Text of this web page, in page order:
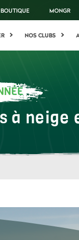
BOUTIQUE MONGR
NOS CLUBS
à neige